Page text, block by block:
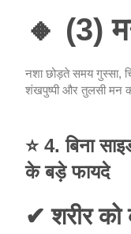
🔸 (3)
नशा छोड़ते समय गुस्सा,
शंखपुष्पी और तुलसी मन
⭐4. बिना
के बड़े फायदे
✔ शरीर को